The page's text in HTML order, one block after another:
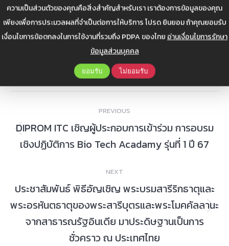
ความเป็นส่วนตัวของคุณคือสิ่งสำคัญสำหรับเรา เราต้องการข้อมูลของคุณ
เพียงเพื่อการประมวลผลที่จำเป็นต่อการให้บริการ โปรด ยินยอม ถ้าคุณยอมรับ
เงื่อนไขการข้อตกลงในการใช้งานที่รวมถึง PDPA ของไทย อ่านเงื่อนไขการรักษา
ข้อมูลส่วนบุคคล
ยอมรับ ไม่ยอมรับ
Author:Web Admin
navigation
PREVIOUS
Previous
post:
DIPROM ITC เชิญผู้ประกอบการเข้าร่วม การอบรม
เชิงปฏิบัติการ Bio Tech Acadamy รุ่นที่ 1 ปี 67
NEXT
Next
post:
ประชาสัมพันธ์ พิธีอัญเชิญ พระบรมสารีริกธาตุและ
พระอรหันตธาตุของพระสารีบุตรและพระโมคคัลลานะ
จากสาธารณรัฐอินเดีย มาประดิษฐานเป็นการ
ชั่วคราว ณ ประเทศไทย